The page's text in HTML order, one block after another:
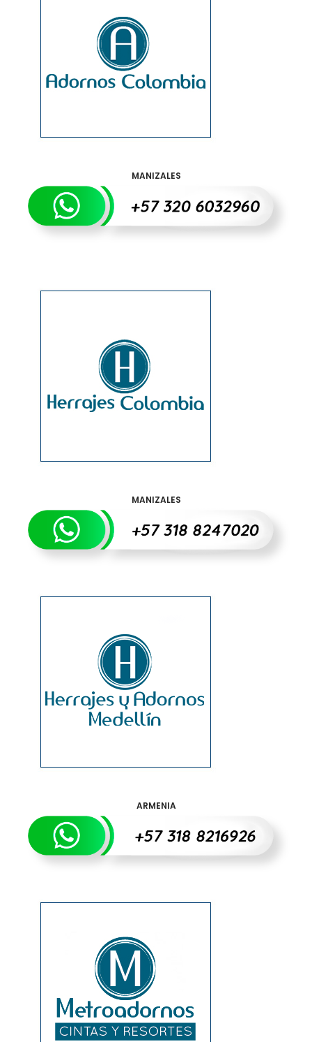
MANIZALES
MANIZALES
ARMENIA